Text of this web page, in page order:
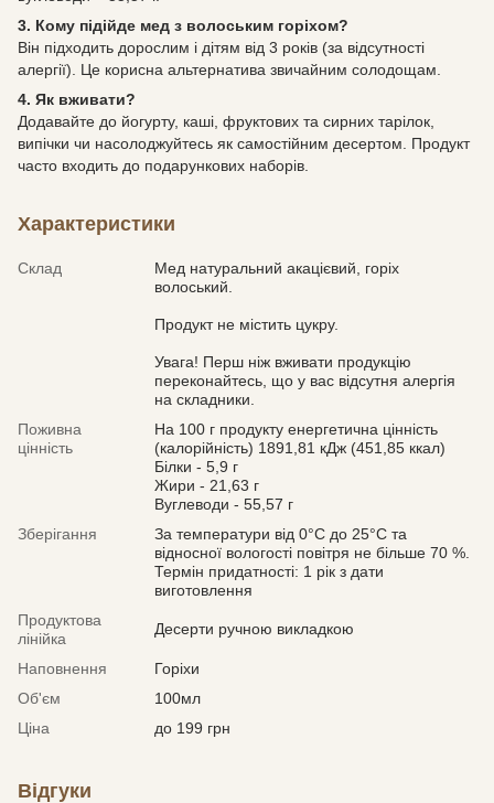
3. Кому підійде мед з волоським горіхом?
Він підходить дорослим і дітям від 3 років (за відсутності
алергії). Це корисна альтернатива звичайним солодощам.
4. Як вживати?
Додавайте до йогурту, каші, фруктових та сирних тарілок,
випічки чи насолоджуйтесь як самостійним десертом. Продукт
часто входить до подарункових наборів.
Характеристики
Склад
Мед натуральний акацієвий, горіх
волоський.
Продукт не містить цукру.
Увага! Перш ніж вживати продукцію
переконайтесь, що у вас відсутня алергія
на складники.
Поживна
цінність
На 100 г продукту енергетична цінність
(калорійність) 1891,81 кДж (451,85 ккал)
Білки - 5,9 г
Жири - 21,63 г
Вуглеводи - 55,57 г
Зберігання
За температури від 0°С до 25°С та
відносної вологості повітря не більше 70 %.
Термін придатності: 1 рік з дати
виготовлення
Продуктова
лінійка
Десерти ручною викладкою
Наповнення
Горіхи
Об'єм
100мл
Ціна
до 199 грн
Відгуки